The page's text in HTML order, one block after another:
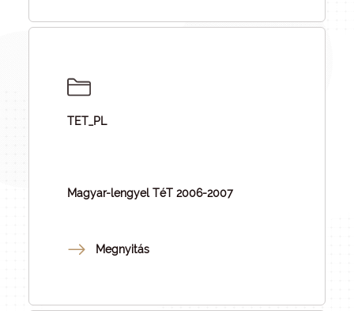
TET_PL
Magyar-lengyel TéT 2006-2007
Megnyitás